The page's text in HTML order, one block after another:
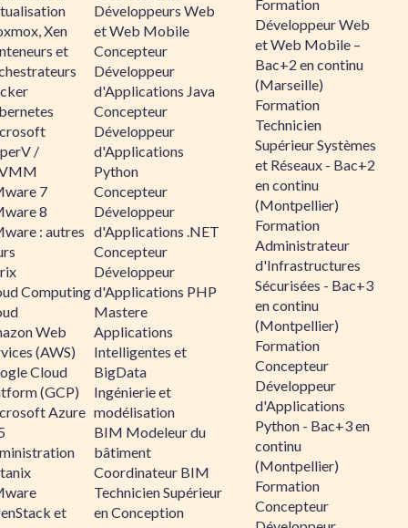
Xen
et
/
7
8
: autres
Computing
Web
(AWS)
Cloud
(GCP)
Azure
et
Développeurs Web
et Web Mobile
Concepteur
Développeur
d'Applications Java
Concepteur
Développeur
d'Applications
Python
Concepteur
Développeur
d'Applications .NET
Concepteur
Développeur
d'Applications PHP
Mastere
Applications
Intelligentes et
BigData
Ingénierie et
modélisation
BIM Modeleur du
bâtiment
Coordinateur BIM
Technicien Supérieur
en Conception
Formation
Développeur Web
et Web Mobile –
Bac+2 en continu
(Marseille)
Formation
Technicien
Supérieur Systèmes
et Réseaux - Bac+2
en continu
(Montpellier)
Formation
Administrateur
d'Infrastructures
Sécurisées - Bac+3
en continu
(Montpellier)
Formation
Concepteur
Développeur
d'Applications
Python - Bac+3 en
continu
(Montpellier)
Formation
Concepteur